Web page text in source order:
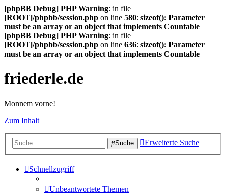
[phpBB Debug] PHP Warning: in file
[ROOT]/phpbb/session.php on line 580: sizeof(): Parameter
must be an array or an object that implements Countable
[phpBB Debug] PHP Warning: in file
[ROOT]/phpbb/session.php on line 636: sizeof(): Parameter
must be an array or an object that implements Countable
friederle.de
Monnem vorne!
Zum Inhalt
Suche Erweiterte Suche
Schnellzugriff
Unbeantwortete Themen